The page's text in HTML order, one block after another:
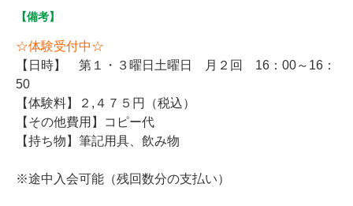
【備考】
☆体験受付中☆
【日時】 第１・３曜日土曜日 月２回 16：00～16：
50
【体験料】２,４７５円（税込）
【その他費用】コピー代
【持ち物】筆記用具、飲み物
※途中入会可能（残回数分の支払い）